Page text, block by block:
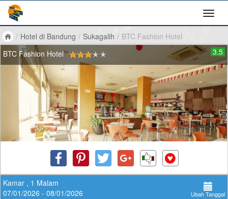
/ Hotel di Bandung / Sukagalih / BTC Fashion Hotel
BTC Fashion Hotel
3.5
Kamar , 1 Malam
07/01/2026 - 08/01/2026
Ubah Tanggal